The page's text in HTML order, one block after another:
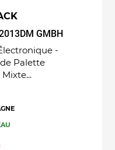
GMBH
-
Palette